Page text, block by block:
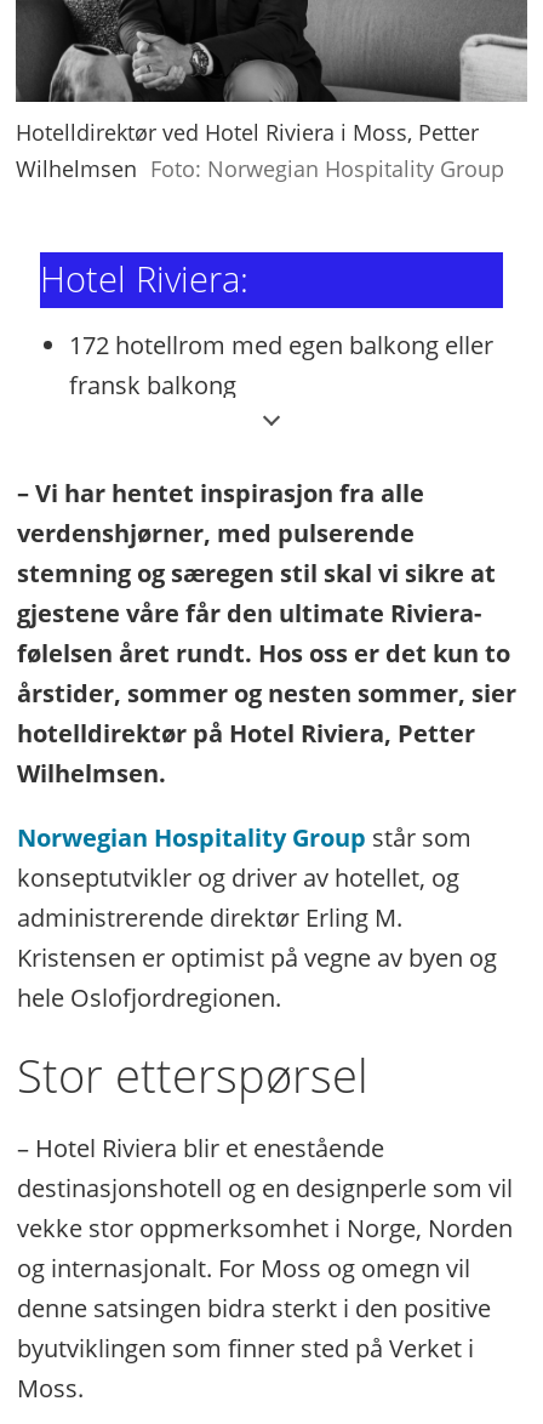
Hotelldirektør ved Hotel Riviera i Moss, Petter
Wilhelmsen Foto: Norwegian Hospitality Group
Hotel Riviera:
172 hotellrom med egen balkong eller
fransk balkong
Riviera Social Club – en helt unik etasje
fylt med møte- og
konferansefasiliteter
Pool & Wellness. Vibrant Spa i 14.
etasje på 650m2 – delt inn i Sunrise
Club og Sunset Club, med rooftop
Riviera-pool
Brasserie Bon Vivant
Bar & Patio
Beach Club med stor uteservering
Beliggenhet på den nye bystranden
med strandpromenade og park
– Vi har hentet inspirasjon fra alle
verdenshjørner, med pulserende
stemning og særegen stil skal vi sikre at
gjestene våre får den ultimate Riviera-
følelsen året rundt. Hos oss er det kun to
årstider, sommer og nesten sommer, sier
hotelldirektør på Hotel Riviera, Petter
Wilhelmsen.
Norwegian Hospitality Group står som
konseptutvikler og driver av hotellet, og
administrerende direktør Erling M.
Kristensen er optimist på vegne av byen og
hele Oslofjordregionen.
Stor etterspørsel
– Hotel Riviera blir et enestående
destinasjonshotell og en designperle som vil
vekke stor oppmerksomhet i Norge, Norden
og internasjonalt. For Moss og omegn vil
denne satsingen bidra sterkt i den positive
byutviklingen som finner sted på Verket i
Moss.